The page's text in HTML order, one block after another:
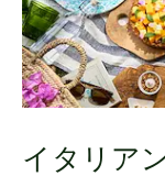
イタリア